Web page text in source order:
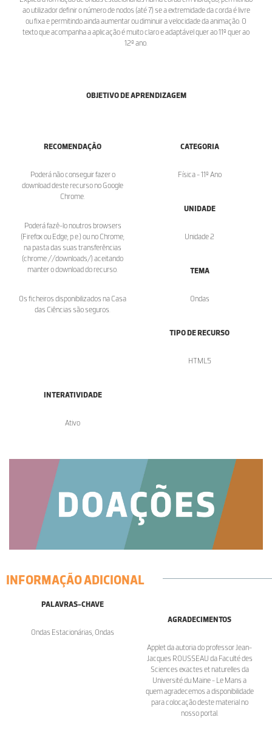
ao utilizador definir o número de nodos (até 7) se a extremidade da corda é livre
ou fixa e permitindo ainda aumentar ou diminuir a velocidade da animação. O
texto que acompanha a aplicação é muito claro e adaptável quer ao 11º quer ao
12º ano.
OBJETIVO DE APRENDIZAGEM
RECOMENDAÇÃO
Poderá não conseguir fazer o
download deste recurso no Google
Chrome.
Poderá fazê-lo noutros browsers
(Firefox ou Edge, p.e.) ou no Chrome,
na pasta das suas transferências
(chrome://downloads/) aceitando
manter o download do recurso.
Os ficheiros disponibilizados na Casa
das Ciências são seguros.
CATEGORIA
Física - 11º Ano
UNIDADE
Unidade 2
TEMA
Ondas
TIPO DE RECURSO
HTML5
INTERATIVIDADE
Ativo
INFORMAÇÃO ADICIONAL
PALAVRAS-CHAVE
Ondas Estacionárias, Ondas
AGRADECIMENTOS
Applet da autoria do professor Jean-
Jacques ROUSSEAU da Faculté des
Sciences exactes et naturelles da
Université du Maine - Le Mans a
quem agradecemos a disponibilidade
para colocação deste material no
nosso portal.